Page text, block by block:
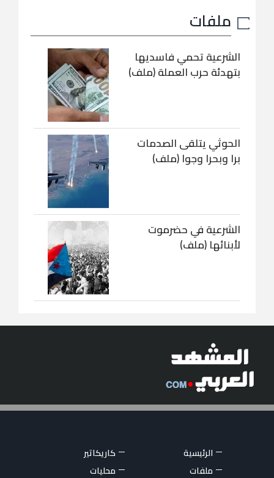
ملفات
الشرعية تحمي فاسديها
بتهدئة حرب العملة (ملف)
الحوثي يتلقى الصدمات
برا وبحرا وجوا (ملف)
الشرعية في حضرموت
لأبنائها (ملف)
الرئيسية
كاريكاتير
ملفات
محليات